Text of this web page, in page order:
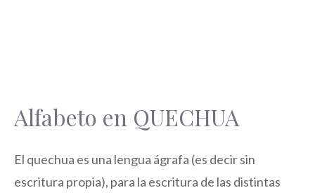
Alfabeto en QUECHUA
El quechua es una lengua ágrafa (es decir sin
escritura propia), para la escritura de las distintas